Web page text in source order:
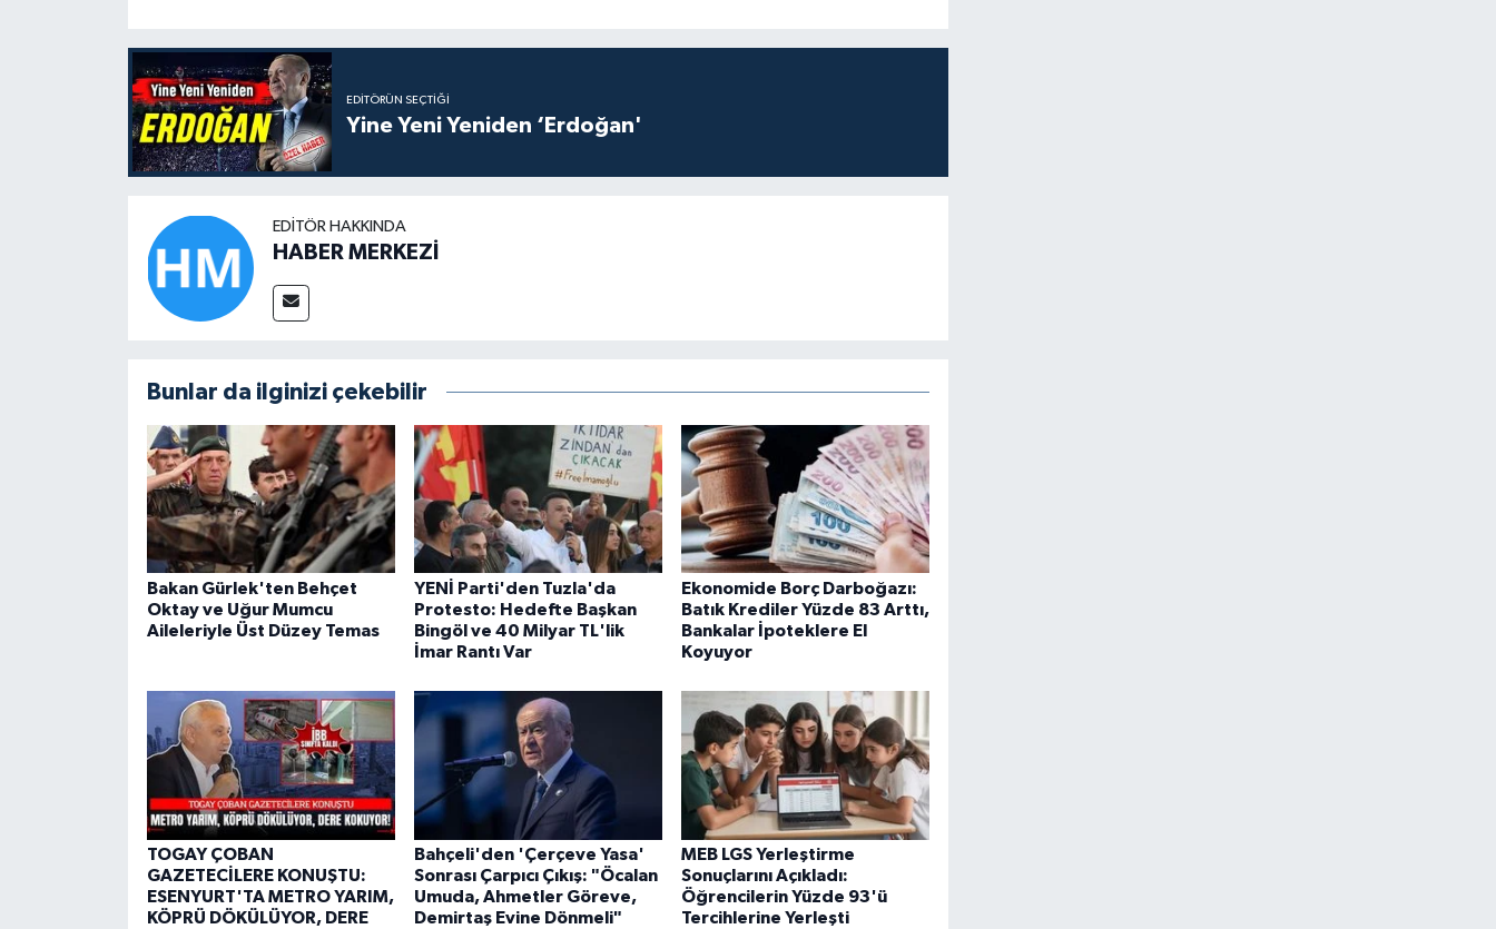
EDITÖRÜN SEÇTIĞI
Yine Yeni Yeniden ‘Erdoğan'
EDITÖR HAKKINDA
HABER MERKEZİ
Bunlar da ilginizi çekebilir
Bakan Gürlek'ten Behçet
Oktay ve Uğur Mumcu
Aileleriyle Üst Düzey Temas
YENİ Parti'den Tuzla'da
Protesto: Hedefte Başkan
Bingöl ve 40 Milyar TL'lik
İmar Rantı Var
Ekonomide Borç Darboğazı:
Batık Krediler Yüzde 83 Arttı,
Bankalar İpoteklere El
Koyuyor
TOGAY ÇOBAN
GAZETECİLERE KONUŞTU:
ESENYURT'TA METRO YARIM,
KÖPRÜ DÖKÜLÜYOR, DERE
Bahçeli'den 'Çerçeve Yasa'
Sonrası Çarpıcı Çıkış: "Öcalan
Umuda, Ahmetler Göreve,
Demirtaş Evine Dönmeli"
MEB LGS Yerleştirme
Sonuçlarını Açıkladı:
Öğrencilerin Yüzde 93'ü
Tercihlerine Yerleşti